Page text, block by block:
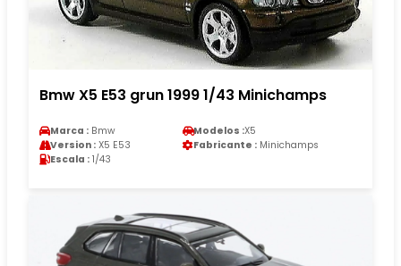
Bmw X5 E53 grun 1999 1/43 Minichamps
Marca : Bmw Modelos :X5
Version : X5 E53 Fabricante : Minichamps
Escala : 1/43